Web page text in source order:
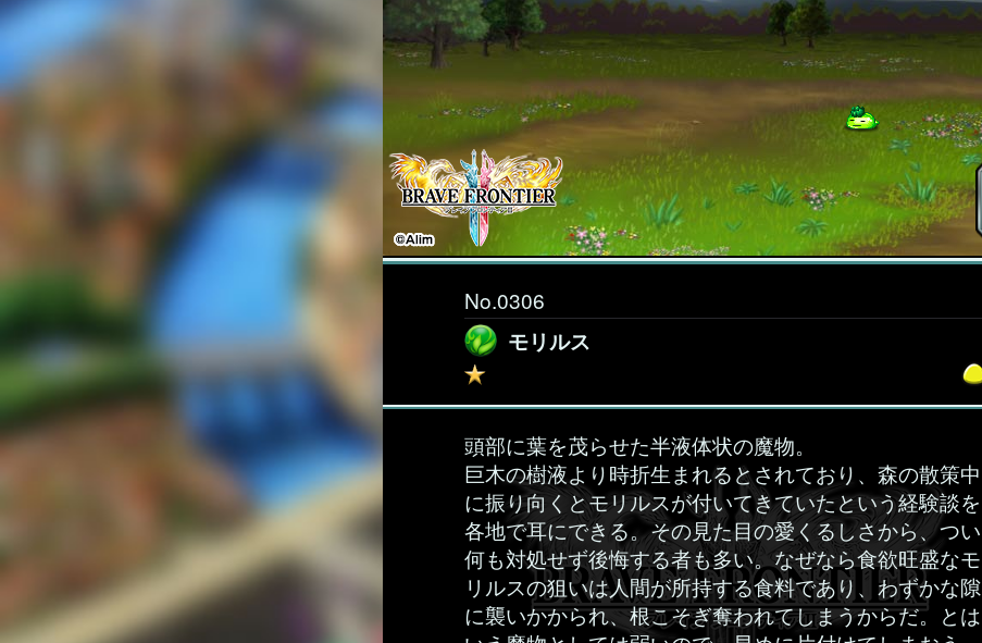
No.0306
モリルス
頭部に葉を茂らせた半液体状の魔物。
巨木の樹液より時折生まれるとされており、森の散策中
に振り向くとモリルスが付いてきていたという経験談を
各地で耳にできる。その見た目の愛くるしさから、つい
何も対処せず後悔する者も多い。なぜなら食欲旺盛なモ
リルスの狙いは人間が所持する食料であり、わずかな隙
に襲いかかられ、根こそぎ奪われてしまうからだ。とは